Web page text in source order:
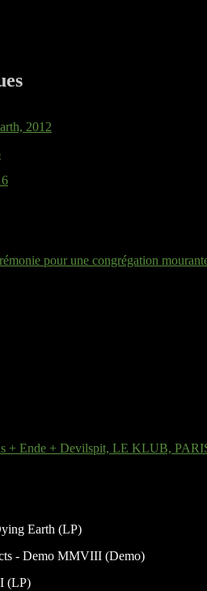
2012
pour une congr​é​gation
+ Ende + Devilspit, LE KLUB,
Earth (LP)
- Demo MMVIII (Demo)
(LP)